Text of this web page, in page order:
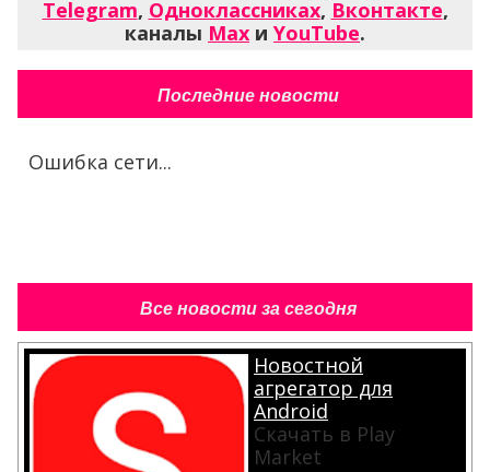
Telegram, Одноклассниках, Вконтакте,
каналы Max и YouTube.
Последние новости
Ошибка сети...
Все новости за сегодня
Новостной
агрегатор для
Android
Скачать в Play
Market